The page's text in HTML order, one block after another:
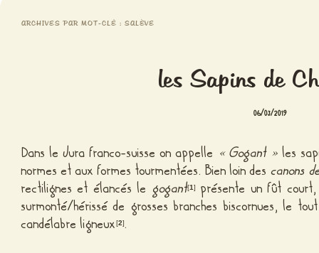
ARCHIVES PAR MOT-CLÉ : SALÈVE
les Sapins de
06/03/2019
Dans le Jura franco-suisse on appelle « Gogant » les
normes et aux formes tourmentées. Bien loin descanons
rectilignes et élancés le gogant[1]
présente un fût
surmonté/hérissé de grosses branches biscornues, le
candélabre ligneux[2].